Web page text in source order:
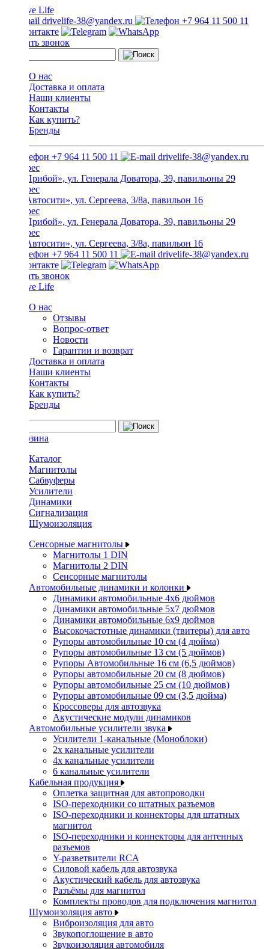
drivelife-38@yandex.ru +7 964 11 500 11
Заказать звонок
О нас
Доставка и оплата
Наши клиенты
Контакты
Как купить?
Бренды
+7 964 11 500 11 drivelife-38@yandex.ru
ТЦ «Прибой», ул. Генерала Доватора, 39, павильоны 29
ТЦ «Автосити», ул. Сергеева, 3/8а, павильон 16
ТЦ «Прибой», ул. Генерала Доватора, 39, павильоны 29
ТЦ «Автосити», ул. Сергеева, 3/8а, павильон 16
+7 964 11 500 11
drivelife-38@yandex.ru
Заказать звонок
О нас
Отзывы
Вопрос-ответ
Новости
Гарантии и возврат
Доставка и оплата
Наши клиенты
Контакты
Как купить?
Бренды
Каталог
Магнитолы
Сабвуферы
Усилители
Динамики
Сигнализация
Шумоизоляция
Сенсорные магнитолы
Магнитолы 1 DIN
Магнитолы 2 DIN
Сенсорные магнитолы
Автомобильные динамики и колонки
Динамики автомобильные 4x6 дюймов
Динамики автомобильные 5x7 дюймов
Динамики автомобильные 6x9 дюймов
Высокочастотные динамики (твитеры) для авто
Рупоры автомобильные 10 см (4 дюйма)
Рупоры автомобильные 13 см (5 дюймов)
Рупоры Автомобильные 16 см (6,5 дюймов)
Рупоры автомобильные 20 см (8 дюймов)
Рупоры автомобильные 25 см (10 дюймов)
Рупоры автомобильные 09 см (3,5 дюйма)
Кроссоверы для автозвука
Акустические модули динамиков
Автомобильные усилители звука
Усилители 1-канальные (Моноблоки)
2х канальные усилители
4х канальные усилители
6 канальные усилители
Кабельная продукция
Оплетка защитная для автопроводки
ISO-переходники со штатных разъемов
ISO-переходники и коннекторы для штатных
магнитол
ISO-переходники и коннекторы для антенных
разъемов
Y-разветвители RCA
Силовой кабель для автозвука
Акустический кабель для автозвука
Разъёмы для магнитол
Комплекты проводов для подключения магнитол
Шумоизоляция авто
Виброизоляция для авто
Звукопоглощение в авто
Звукоизоляция автомобиля